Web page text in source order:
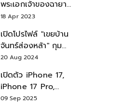
พระเอกเจ้าของฉายา
สมบัติแห่งชาติ หลังมี
18 Apr 2023
เปิดโปรไฟล์ "เขยบ้าน
จันทร์ส่องหล้า" กุม
บังเหียนธุรกิจตระกูล
"ชินวัตร"
20 Aug 2024
เปิดตัว iPhone 17,
iPhone 17 Pro,
iPhone 17 Air สเปค
09 Sep 2025